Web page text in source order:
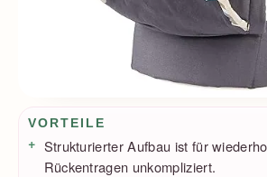
Vorteile / Nachteile
VORTEILE
Strukturierter Aufbau ist für
Rückentragen unkompliziert.